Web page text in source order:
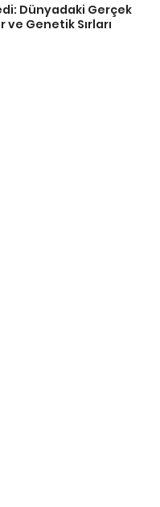
Dünyadaki Gerçek
Genetik Sırları